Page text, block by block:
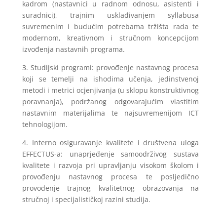
kadrom (nastavnici u radnom odnosu, asistenti i
suradnici), trajnim usklađivanjem syllabusa
suvremenim i budućim potrebama tržišta rada te
modernom, kreativnom i stručnom koncepcijom
izvođenja nastavnih programa.
3. Studijski programi: provođenje nastavnog procesa
koji se temelji na ishodima učenja, jedinstvenoj
metodi i metrici ocjenjivanja (u sklopu konstruktivnog
poravnanja), podržanog odgovarajućim vlastitim
nastavnim materijalima te najsuvremenijom ICT
tehnologijom.
4. Interno osiguravanje kvalitete i društvena uloga
EFFECTUS-a: unaprjeđenje samoodrživog sustava
kvalitete i razvoja pri upravljanju visokom školom i
provođenju nastavnog procesa te posljedično
provođenje trajnog kvalitetnog obrazovanja na
stručnoj i specijalističkoj razini studija.